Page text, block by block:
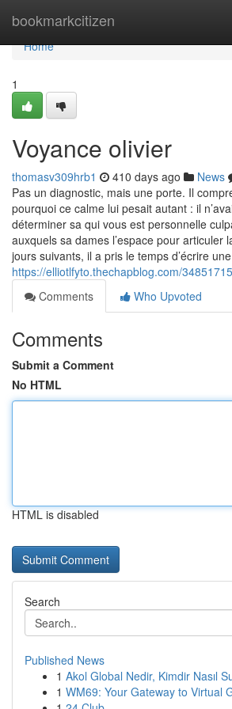
bookmarkcitizen
Home
Home
1
Voyance olivier
thomasv309hrb1 410 days ago News
Pas un diagnostic, mais une porte. Il
pourquoi ce calme lui pesait autant : il
déterminer sa qui vous est personnelle
auxquels sa dames l’espace pour articuler
jours suivants, il a pris le temps d’écrire une
https://elliotlfyto.thechapblog.com/
Comments
Who Upvoted
Comments
Submit a Comment
No HTML
HTML is disabled
Search
Published News
1 Akol Global Nedir, Kimdir Nasıl
1 WM69: Your Gateway to Virtual